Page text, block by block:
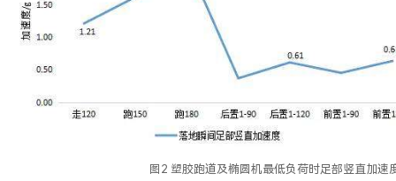
图2 塑胶跑道及椭圆机最低负荷时足部竖直加速